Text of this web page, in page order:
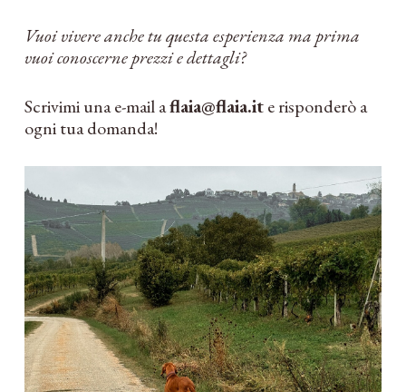
Vuoi vivere anche tu questa esperienza ma prima
vuoi conoscerne prezzi e dettagli?
Scrivimi una e-mail aflaia@flaia.ite risponderò a
ogni tua domanda!